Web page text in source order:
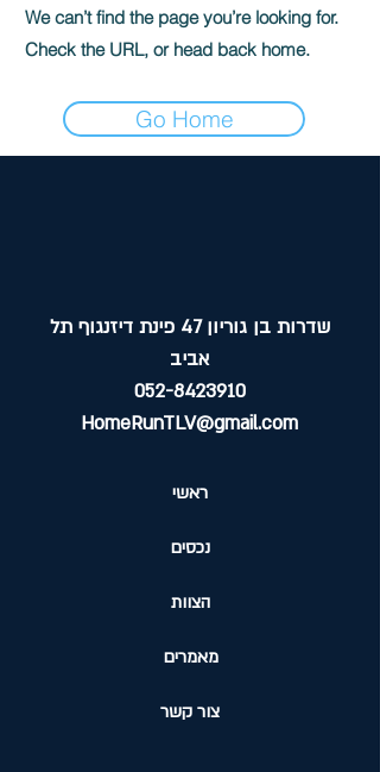
We can’t find the page you’re looking for.
Check the URL, or head back home.
Go Home
שדרות בן גוריון 47 פינת דיזנגוף תל
אביב
052-8423910
HomeRunTLV@gmail.com
ראשי
נכסים
הצוות
מאמרים
צור קשר